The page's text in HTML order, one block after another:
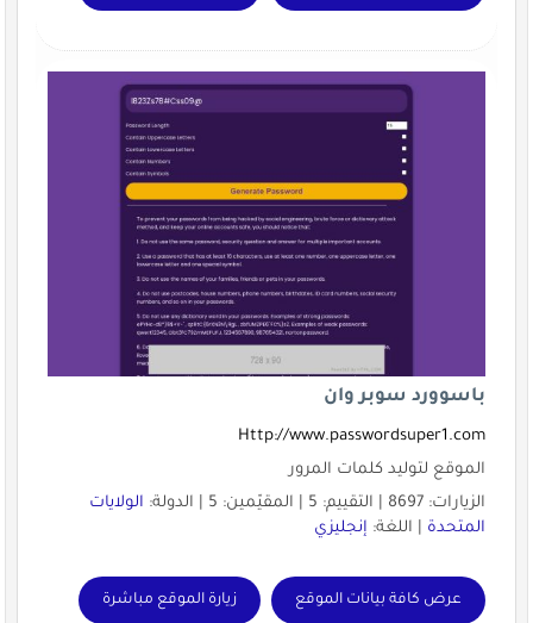
باسوورد سوبر وان
Http://www.passwordsuper1.com
الموقع لتوليد كلمات المرور
الزيارات: 8697 | التقييم: 5 | المقيّمين: 5 | الدولة:
الولايات
المتحدة| اللغة: إنجليزي
عرض كافة بيانات الموقع زيارة الموقع مباشرة